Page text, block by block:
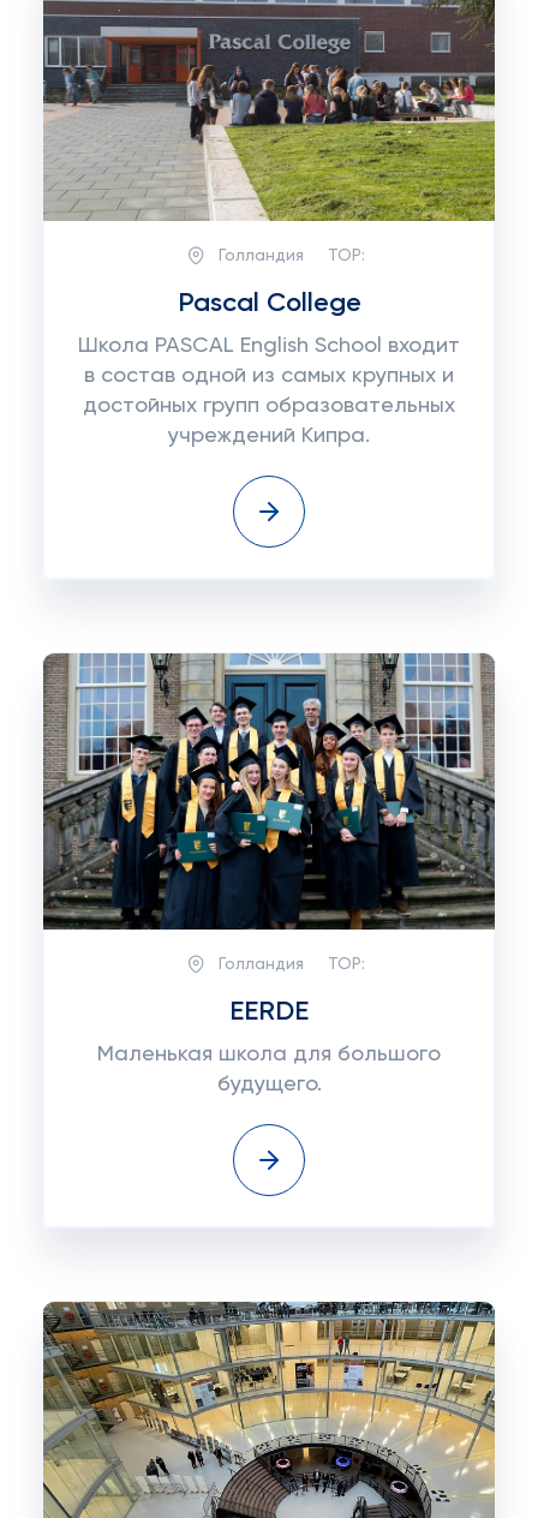
Голландия TOP:
Pascal College
Школа PASCAL English School входит
в состав одной из самых крупных и
достойных групп образовательных
учреждений Кипра.
Голландия TOP:
EERDE
Маленькая школа для большого
будущего.